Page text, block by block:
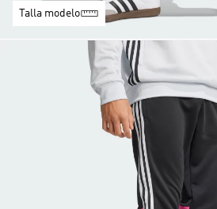
Talla modelo